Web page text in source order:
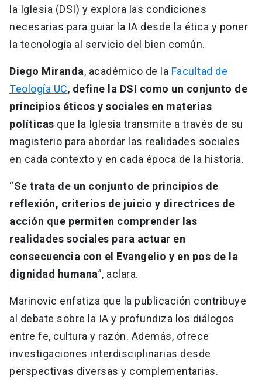
la Iglesia (DSI) y explora las condiciones
necesarias para guiar la IA desde la ética y poner
la tecnología al servicio del bien común.
Diego Miranda, académico de la Facultad de
Teología UC, define la DSI como un conjunto de
principios éticos y sociales en materias
políticas que la Iglesia transmite a través de su
magisterio para abordar las realidades sociales
en cada contexto y en cada época de la historia.
“Se trata de un conjunto de principios de
reflexión, criterios de juicio y directrices de
acción que permiten comprender las
realidades sociales para actuar en
consecuencia con el Evangelio y en pos de la
dignidad humana”, aclara.
Marinovic enfatiza que la publicación contribuye
al debate sobre la IA y profundiza los diálogos
entre fe, cultura y razón. Además, ofrece
investigaciones interdisciplinarias desde
perspectivas diversas y complementarias.